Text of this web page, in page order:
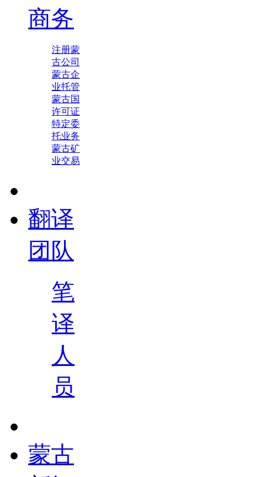
商务
注册蒙
古公司
蒙古企
业托管
蒙古国
许可证
特定委
托业务
蒙古矿
业交易
翻译
团队
笔
译
人
员
蒙古